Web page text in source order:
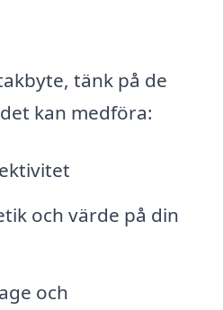
tänk på de
kan medföra:
och värde på din
och